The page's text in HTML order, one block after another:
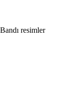
resimler